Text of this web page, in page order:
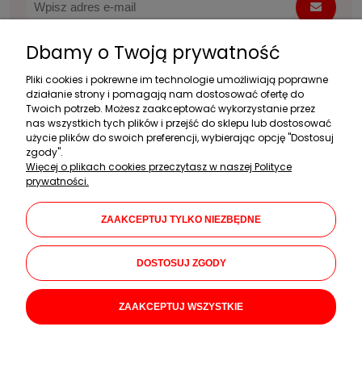
Zakupy
Pomoc
Moje konto
Informacje
Dane firmy
KAMAR Mariusz Kalwarczyk
Chłopickiego 46
05-080 Izabelin C
+48 508 647 721
Dbamy o Twoją prywatność
Pliki cookies i pokrewne im technologie umożliwiają poprawne
działanie strony i pomagają nam dostosować ofertę do
Twoich potrzeb. Możesz zaakceptować wykorzystanie przez
nas wszystkich tych plików i przejść do sklepu lub dostosować
użycie plików do swoich preferencji, wybierając opcję "Dostosuj
zgody".
Więcej o plikach cookies przeczytasz w naszej Polityce
prywatności.
ZAAKCEPTUJ TYLKO NIEZBĘDNE
DOSTOSUJ ZGODY
ZAAKCEPTUJ WSZYSTKIE